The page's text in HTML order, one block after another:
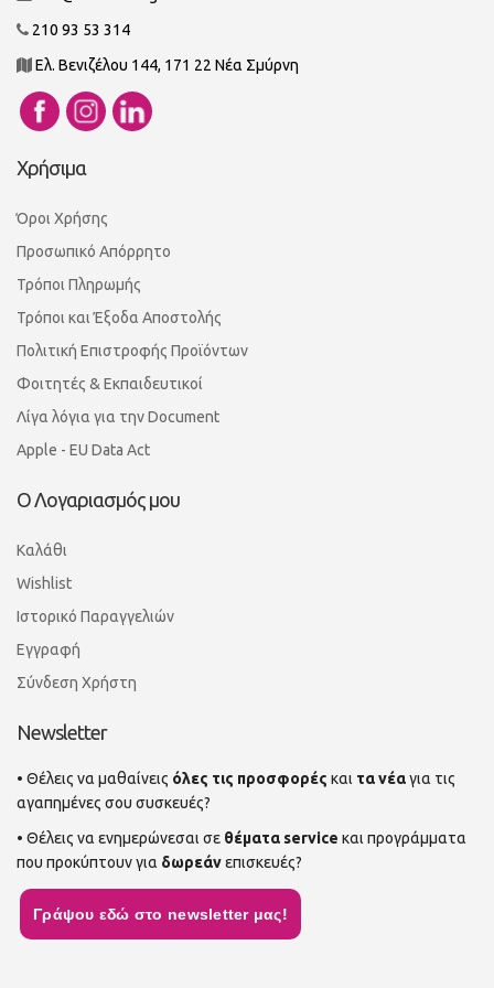
210 93 53 314
Ελ. Βενιζέλου 144, 171 22 Νέα Σμύρνη
Χρήσιμα
Όροι Χρήσης
Προσωπικό Απόρρητο
Τρόποι Πληρωμής
Τρόποι και Έξοδα Αποστολής
Πολιτική Επιστροφής Προϊόντων
Φοιτητές & Εκπαιδευτικοί
Λίγα λόγια για την Document
Apple - EU Data Act
Ο Λογαριασμός μου
Καλάθι
Wishlist
Ιστορικό Παραγγελιών
Εγγραφή
Σύνδεση Χρήστη
Newsletter
• Θέλεις να μαθαίνεις όλες τις προσφορές και τα νέαγια τις
αγαπημένες σου συσκευές?
• Θέλεις να ενημερώνεσαι σε θέματα service και προγράμματα
που προκύπτουν για δωρεάνεπισκευές?
Γράψου εδώ στο newsletter μας!